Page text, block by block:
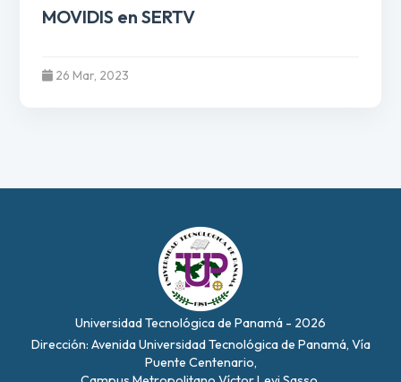
MOVIDIS en SERTV
26 Mar, 2023
Universidad Tecnológica de Panamá - 2026
Dirección: Avenida Universidad Tecnológica de Panamá, Vía
Puente Centenario,